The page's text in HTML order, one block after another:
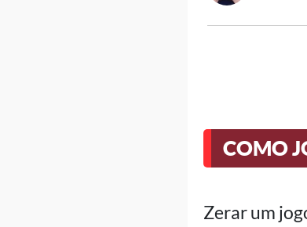
COMO
Zerar um